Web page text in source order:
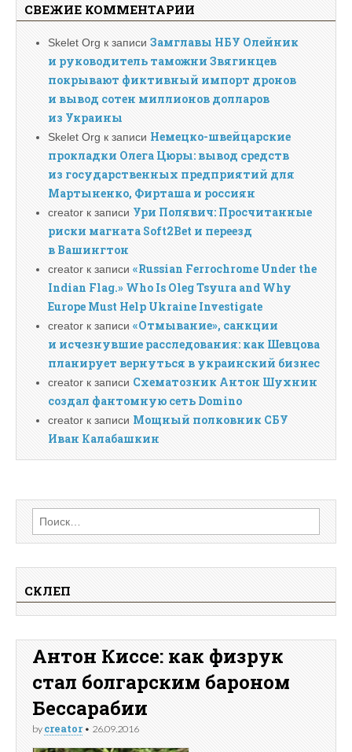
СВЕЖИЕ КОММЕНТАРИИ
Skelet Org к записи Замглавы НБУ Олейник
и руководитель таможни Звягинцев
покрывают фиктивный импорт дронов
и вывод сотен миллионов долларов
из Украины
Skelet Org к записи Немецко-швейцарские
прокладки Олега Цюры: вывод средств
из государственных предприятий для
Мартыненко, Фирташа и россиян
creator к записи Ури Полявич: Просчитанные
риски магната Soft2Bet и переезд
в Вашингтон
creator к записи «Russian Ferrochrome Under the
Indian Flag.» Who Is Oleg Tsyura and Why
Europe Must Help Ukraine Investigate
creator к записи «Отмывание», санкции
и исчезнувшие расследования: как Шевцова
планирует вернуться в украинский бизнес
creator к записи Схематозник Антон Шухнин
создал фантомную сеть Domino
creator к записи Мощный полковник СБУ
Иван Калабашкин
Найти:
СКЛЕП
Антон Киссе: как физрук
стал болгарским бароном
Бессарабии
by creator• 26.09.2016